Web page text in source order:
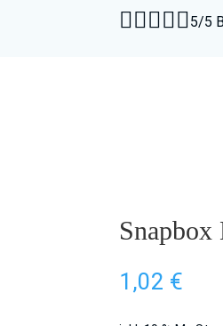
5/5
Snapbox
1,02 €